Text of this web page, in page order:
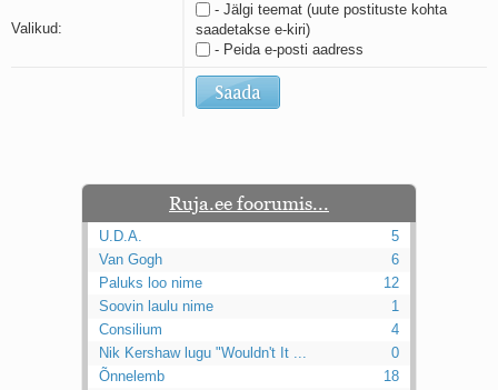
Valikud:
- Jälgi teemat (uute postituste kohta
saadetakse e-kiri)
- Peida e-posti aadress
Ruja.ee foorumis...
U.D.A.
5
Van Gogh
6
Paluks loo nime
12
Soovin laulu nime
1
Consilium
4
Nik Kershaw lugu "Wouldn't It ...
0
Õnnelemb
18